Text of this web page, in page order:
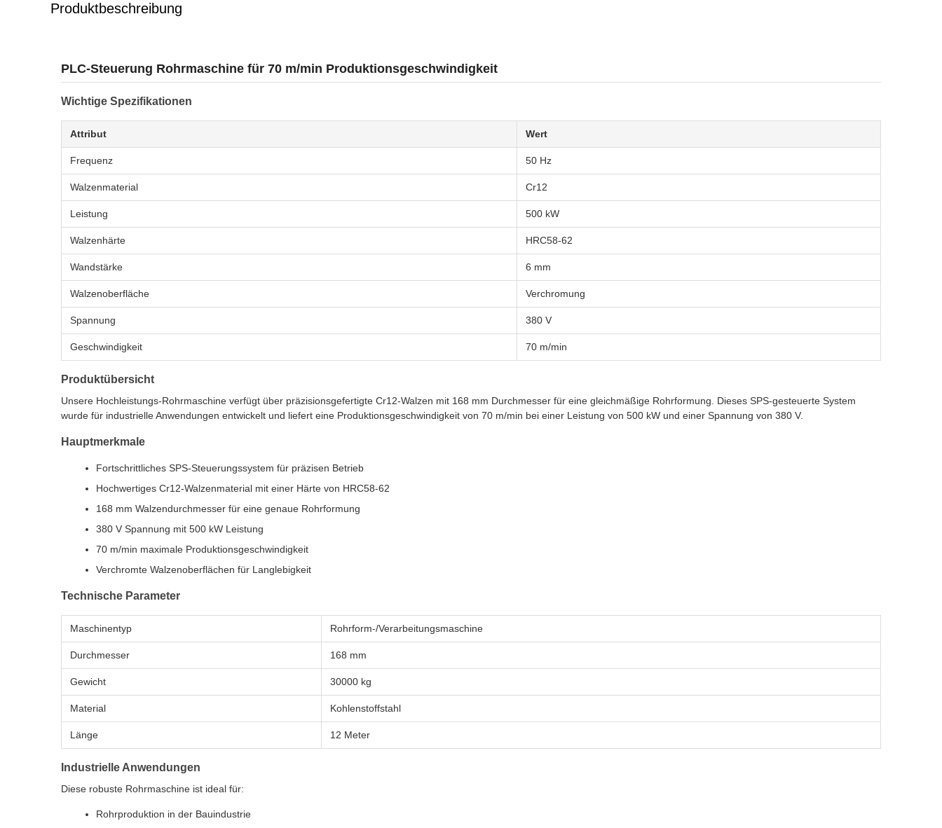
Produktbeschreibung
PLC-Steuerung Rohrmaschine für 70 m/min Produktionsgeschwindigkeit
Wichtige Spezifikationen
Attribut Wert
Frequenz 50 Hz
Walzenmaterial Cr12
Leistung 500 kW
Walzenhärte HRC58-62
Wandstärke 6 mm
Walzenoberfläche Verchromung
Spannung 380 V
Geschwindigkeit 70 m/min
Produktübersicht
Unsere Hochleistungs-Rohrmaschine verfügt über präzisionsgefertigte Cr12-Walzen mit 168 mm Durchmesser für eine gleichmäßige Rohrformung. Dieses SPS-gesteuerte System
wurde für industrielle Anwendungen entwickelt und liefert eine Produktionsgeschwindigkeit von 70 m/min bei einer Leistung von 500 kW und einer Spannung von 380 V.
Hauptmerkmale
Fortschrittliches SPS-Steuerungssystem für präzisen Betrieb
Hochwertiges Cr12-Walzenmaterial mit einer Härte von HRC58-62
168 mm Walzendurchmesser für eine genaue Rohrformung
380 V Spannung mit 500 kW Leistung
70 m/min maximale Produktionsgeschwindigkeit
Verchromte Walzenoberflächen für Langlebigkeit
Technische Parameter
Maschinentyp Rohrform-/Verarbeitungsmaschine
Durchmesser 168 mm
Gewicht 30000 kg
Material Kohlenstoffstahl
Länge 12 Meter
Industrielle Anwendungen
Diese robuste Rohrmaschine ist ideal für:
Rohrproduktion in der Bauindustrie